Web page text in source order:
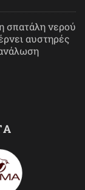
σπατάλη νερού
αυστηρές